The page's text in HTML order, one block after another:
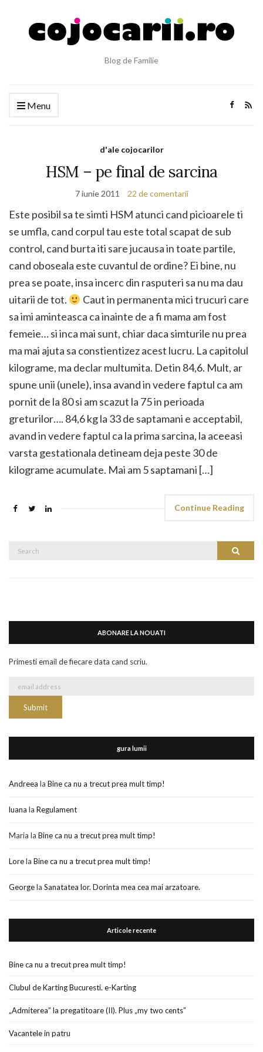
Blog de Familie
Menu
d'ale cojocarilor
HSM – pe final de sarcina
7 iunie 2011 22 de comentarii
Este posibil sa te simti HSM atunci cand picioarele ti
se umfla, cand corpul tau este total scapat de sub
control, cand burta iti sare jucausa in toate partile,
cand oboseala este cuvantul de ordine? Ei bine, nu
prea se poate, insa incerc din rasputeri sa nu ma dau
uitarii de tot.
Caut in permanenta mici trucuri care
sa imi aminteasca ca inainte de a fi mama am fost
femeie… si inca mai sunt, chiar daca simturile nu prea
ma mai ajuta sa constientizez acest lucru. La capitolul
kilograme, ma declar multumita. Detin 84,6. Mult, ar
spune unii (unele), insa avand in vedere faptul ca am
pornit de la 80 si am scazut la 75 in perioada
greturilor…. 84,6 kg la 33 de saptamani e acceptabil,
avand in vedere faptul ca la prima sarcina, la aceeasi
varsta gestationala detineam deja peste 30 de
kilograme acumulate. Mai am 5 saptamani […]
Continue Reading
Search
ABONARE LA NOUATI
Primesti email de fiecare data cand scriu.
gura lumii
Andreea la Bine ca nu a trecut prea mult timp!
luana la Regulament
Maria la Bine ca nu a trecut prea mult timp!
Lorela Bine ca nu a trecut prea mult timp!
Georgela Sanatatea lor. Dorinta mea cea mai arzatoare.
Articole recente
Bine ca nu a trecut prea mult timp!
Clubul de Karting Bucuresti. e-Karting
„Admiterea” la pregatitoare (II). Plus „my two cents”
Vacantele in patru